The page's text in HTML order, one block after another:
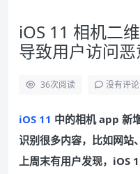
iOS 11 相机二
导致用户访问
36次阅读 没有评论
iOS 11 中的相机 app 新
识别很多内容，比如网站
上周末有用户发现，iOS